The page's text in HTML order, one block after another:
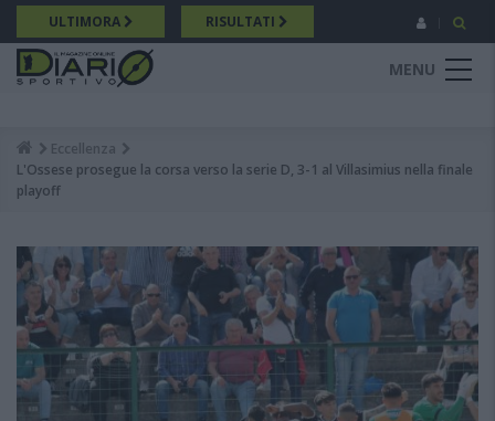
Salta
al
contenuto
principale
ULTIMORA RISULTATI
MENU
Breadcrumb
Eccellenza
L'Ossese prosegue la corsa verso la serie D, 3-1 al Villasimius nella finale
playoff